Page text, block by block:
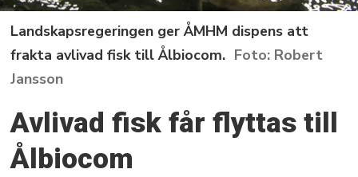
Landskapsregeringen ger ÅMHM dispens att
frakta avlivad fisk till Ålbiocom.
Robert
Jansson
Avlivad fisk får flyttas till
Ålbiocom